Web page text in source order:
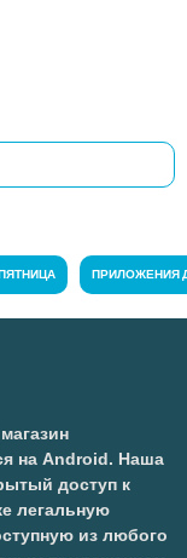
ПРИЛОЖЕНИЯ
на Android. Наша
доступ к
легальную
из любого